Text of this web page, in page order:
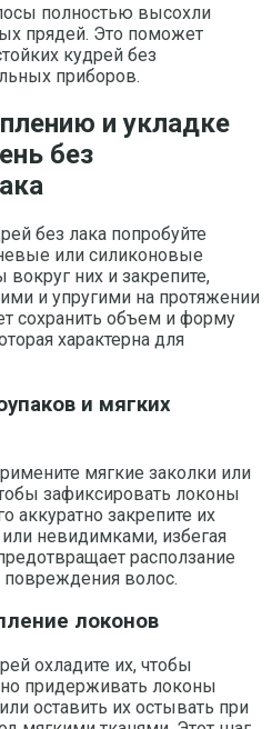
полностью высохли
прядей. Это поможет
кудрей без
приборов.
и укладке
без
без лака попробуйте
или силиконовые
них и закрепите,
и упругими на протяжении
сохранить объем и форму
характерна для
и мягких
мягкие заколки или
зафиксировать локоны
аккуратно закрепите их
невидимками, избегая
расползание
волос.
локонов
охладите их, чтобы
придерживать локоны
оставить их остывать при